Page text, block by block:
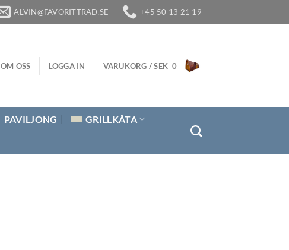
ALVIN@FAVORITTRAD.SE +45 50 13 21 19
OM OSS LOGGA IN VARUKORG /SEK 0
PAVILJONG GRILLKÅTA